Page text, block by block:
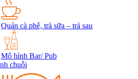
Quán cà phê, trà sữa – trả sau
Mô hình Bar/ Pub
chuỗi